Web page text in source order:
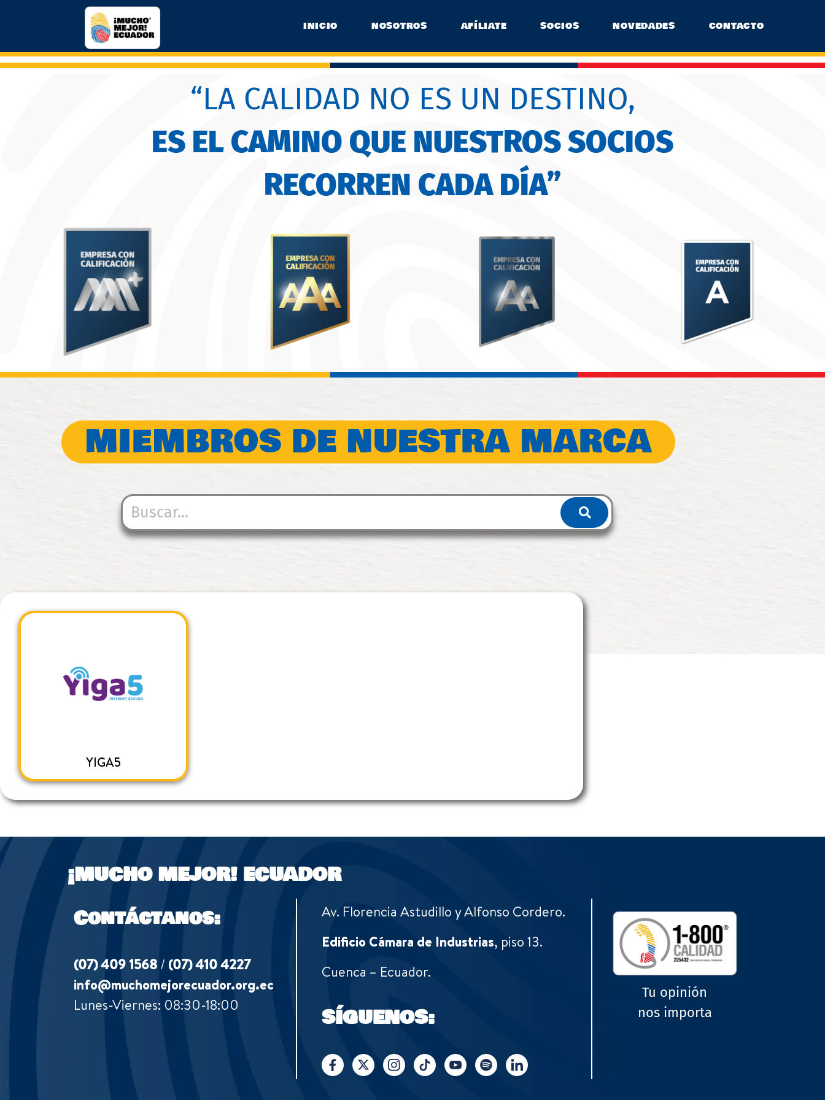
INICIO NOSOTROS AFÍLIATE SOCIOS NOVEDADES CONTACTO
“LA CALIDAD NO ES UN DESTINO,
ES EL CAMINO QUE NUESTROS SOCIOS
RECORREN CADA DÍA”
MIEMBROS DE NUESTRA MARCA
YIGA5
¡MUCHO MEJOR! ECUADOR
Contáctanos:
(07) 409 1568 / (07) 410 4227
info@muchomejorecuador.org.ec
Lunes-Viernes: 08:30-18:00
Av. Florencia Astudillo y Alfonso Cordero.
Edificio Cámara de Industrias, piso 13.
Cuenca – Ecuador.
SÍGUENOS:
Tu opinión
nos importa